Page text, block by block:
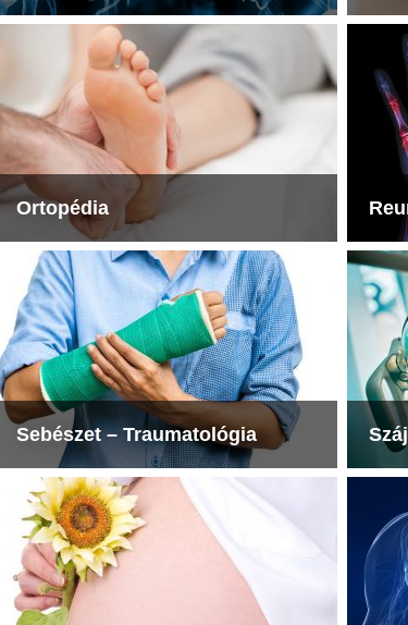
Ortopédia
Sebészet – Traumatológia